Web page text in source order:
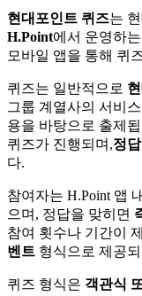
현대포인트 퀴즈는
H.Point에서 운영하
모바일 앱을 통해 퀴
퀴즈는 일반적으로
그룹 계열사의 서비
용을 바탕으로 출제
퀴즈가 진행되며,정
다.
참여자는 H.Point 앱
으며, 정답을 맞히면
참여 횟수나 기간이
벤트 형식으로 제공
퀴즈 형식은 객관식